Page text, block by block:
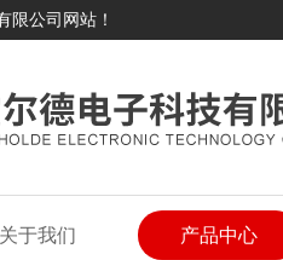
限公司网站！
关于我们 产品中心